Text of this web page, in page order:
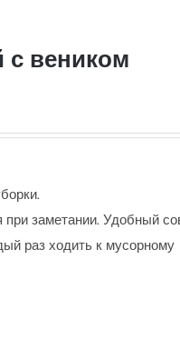
с веником
при заметании. Удобный
раз ходить к мусорному